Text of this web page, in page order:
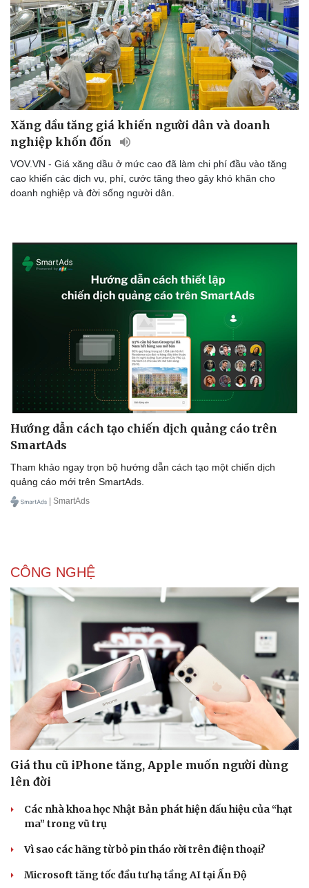
Doanh nghiệp
Doanh nghiệp 24h
Doanh nhân
Vì cộng đồng
Tin Công nghệ
Chuyển đổi số
Xăng dầu tăng giá khiến người dân và doanh
nghiệp khốn đốn
VOV.VN - Giá xăng dầu ở mức cao đã làm chi phí đầu vào tăng
cao khiến các dịch vụ, phí, cước tăng theo gây khó khăn cho
doanh nghiệp và đời sống người dân.
Hướng dẫn cách tạo chiến dịch quảng cáo trên
SmartAds
Tham khảo ngay trọn bộ hướng dẫn cách tạo một chiến dịch
quảng cáo mới trên SmartAds.
| SmartAds
CÔNG NGHỆ
Giá thu cũ iPhone tăng, Apple muốn người dùng
lên đời
Các nhà khoa học Nhật Bản phát hiện dấu hiệu của “hạt
ma” trong vũ trụ
Vì sao các hãng từ bỏ pin tháo rời trên điện thoại?
Microsoft tăng tốc đầu tư hạ tầng AI tại Ấn Độ